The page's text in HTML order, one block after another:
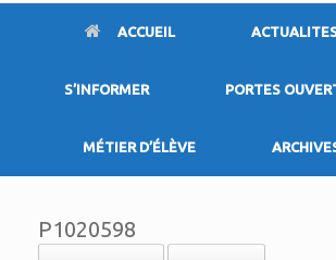
ACCUEIL
S’INFORMER PORTES
MÉTIER D’ÉLÈVE
P1020598